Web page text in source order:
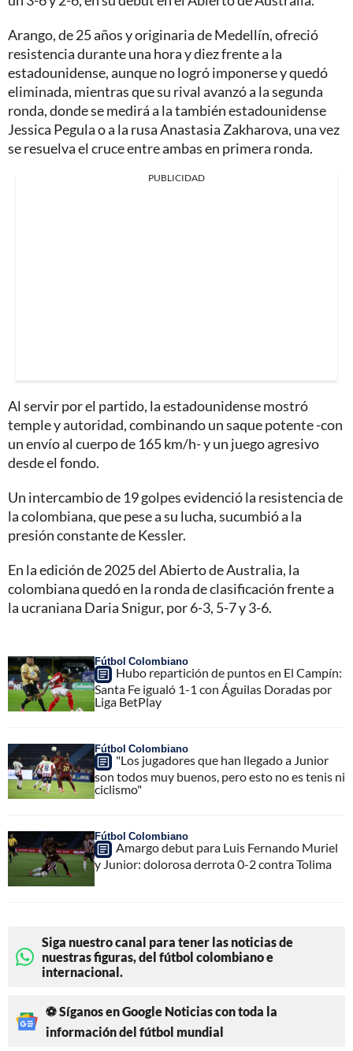
Arango, de 25 años y originaria de Medellín, ofreció
resistencia durante una hora y diez frente a la
estadounidense, aunque no logró imponerse y quedó
eliminada, mientras que su rival avanzó a la segunda
ronda, donde se medirá a la también estadounidense
Jessica Pegula o a la rusa Anastasia Zakharova, una vez
se resuelva el cruce entre ambas en primera ronda.
PUBLICIDAD
Al servir por el partido, la estadounidense mostró
temple y autoridad, combinando un saque potente -con
un envío al cuerpo de 165 km/h- y un juego agresivo
desde el fondo.
Un intercambio de 19 golpes evidenció la resistencia de
la colombiana, que pese a su lucha, sucumbió a la
presión constante de Kessler.
En la edición de 2025 del Abierto de Australia, la
colombiana quedó en la ronda de clasificación frente a
la ucraniana Daria Snigur, por 6-3, 5-7 y 3-6.
Fútbol Colombiano
Hubo repartición de puntos en El Campín:
Santa Fe igualó 1-1 con Águilas Doradas por
Liga BetPlay
Fútbol Colombiano
"Los jugadores que han llegado a Junior
son todos muy buenos, pero esto no es tenis ni
ciclismo"
Fútbol Colombiano
Amargo debut para Luis Fernando Muriel
y Junior: dolorosa derrota 0-2 contra Tolima
Siga nuestro canal para tener las noticias de
nuestras figuras, del fútbol colombiano e
internacional.
⚽ Síganos en Google Noticias con toda la
información del fútbol mundial